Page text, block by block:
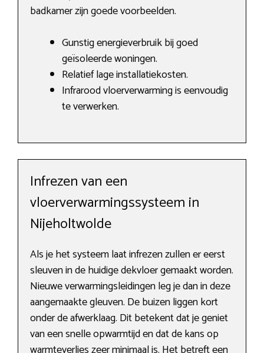
badkamer zijn goede voorbeelden.
Gunstig energieverbruik bij goed
geïsoleerde woningen.
Relatief lage installatiekosten.
Infrarood vloerverwarming is eenvoudig
te verwerken.
Infrezen van een
vloerverwarmingssysteem in
Nijeholtwolde
Als je het systeem laat infrezen zullen er eerst
sleuven in de huidige dekvloer gemaakt worden.
Nieuwe verwarmingsleidingen leg je dan in deze
aangemaakte gleuven. De buizen liggen kort
onder de afwerklaag. Dit betekent dat je geniet
van een snelle opwarmtijd en dat de kans op